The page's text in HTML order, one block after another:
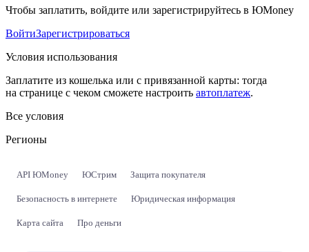
Чтобы заплатить, войдите или зарегистрируйтесь в ЮMoney
ВойтиЗарегистрироваться
Условия использования
Заплатите из кошелька или с привязанной карты: тогда
на странице с чеком сможете настроить автоплатеж.
Все условия
Регионы
API ЮMoney ЮСтрим Защита покупателя
Безопасность в интернете Юридическая информация
Карта сайта Про деньги